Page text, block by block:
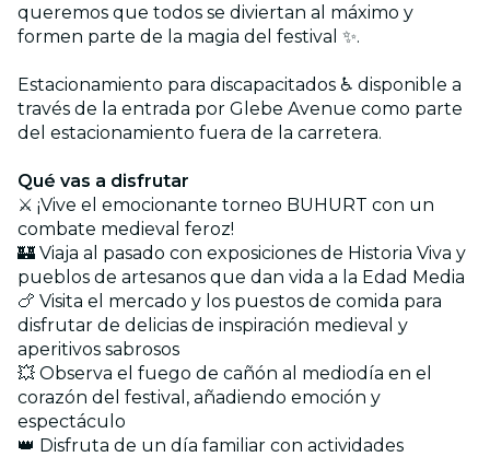
queremos que todos se diviertan al máximo y
formen parte de la magia del festival ✨.
Estacionamiento para discapacitados ♿ disponible a
través de la entrada por Glebe Avenue como parte
del estacionamiento fuera de la carretera.
Qué vas a disfrutar
⚔️ ¡Vive el emocionante torneo BUHURT con un
combate medieval feroz!
🏰 Viaja al pasado con exposiciones de Historia Viva y
pueblos de artesanos que dan vida a la Edad Media
🍗 Visita el mercado y los puestos de comida para
disfrutar de delicias de inspiración medieval y
aperitivos sabrosos
💥 Observa el fuego de cañón al mediodía en el
corazón del festival, añadiendo emoción y
espectáculo
👑 Disfruta de un día familiar con actividades